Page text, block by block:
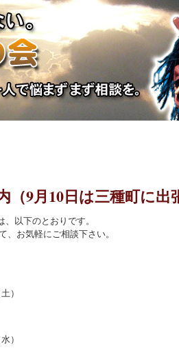
（9月10日は三種町に出
以下のとおりです。
お気軽にご相談下さい。
）
）